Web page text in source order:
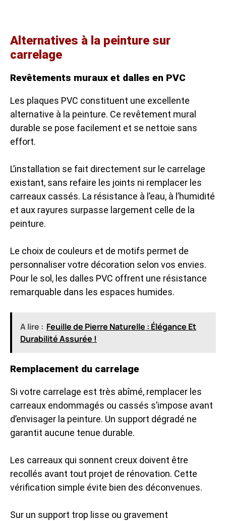
Alternatives à la peinture sur
carrelage
Revêtements muraux et dalles en PVC
Les plaques PVC constituent une excellente
alternative à la peinture. Ce revêtement mural
durable se pose facilement et se nettoie sans
effort.
L’installation se fait directement sur le carrelage
existant, sans refaire les joints ni remplacer les
carreaux cassés. La résistance à l’eau, à l’humidité
et aux rayures surpasse largement celle de la
peinture.
Le choix de couleurs et de motifs permet de
personnaliser votre décoration selon vos envies.
Pour le sol, les dalles PVC offrent une résistance
remarquable dans les espaces humides.
A lire : Feuille de Pierre Naturelle : Élégance Et
Durabilité Assurée !
Remplacement du carrelage
Si votre carrelage est très abîmé, remplacer les
carreaux endommagés ou cassés s’impose avant
d’envisager la peinture. Un support dégradé ne
garantit aucune tenue durable.
Les carreaux qui sonnent creux doivent être
recollés avant tout projet de rénovation. Cette
vérification simple évite bien des déconvenues.
Sur un support trop lisse ou gravement